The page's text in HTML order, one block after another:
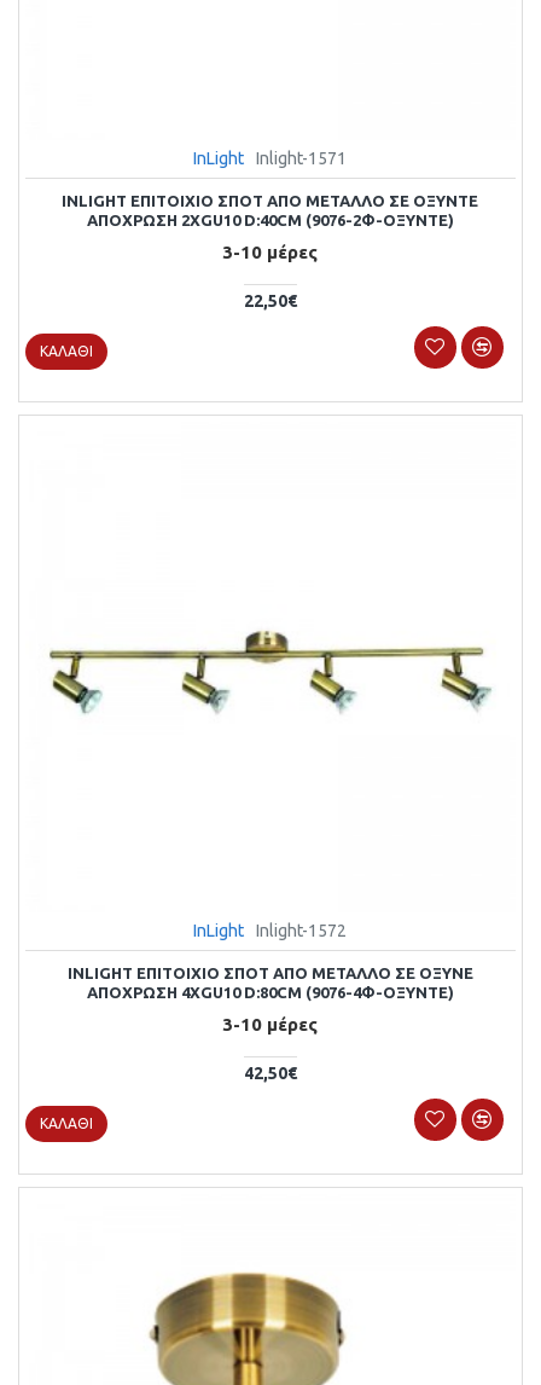
InLight Inlight-1571
INLIGHT ΕΠΙΤΟΊΧΙΟ ΣΠΟΤ ΑΠΌ ΜΈΤΑΛΛΟ ΣΕ ΟΞΥΝΤΈ
ΑΠΌΧΡΩΣΗ 2XGU10 D:40CM (9076-2Φ-ΟΞΥΝΤΈ)
3-10 μέρες
22,50€
ΚΑΛΆΘΙ
InLight Inlight-1572
INLIGHT ΕΠΙΤΟΊΧΙΟ ΣΠΟΤ ΑΠΌ ΜΈΤΑΛΛΟ ΣΕ ΌΞΥΝΕ
ΑΠΌΧΡΩΣΗ 4XGU10 D:80CM (9076-4Φ-ΟΞΥΝΤΈ)
3-10 μέρες
42,50€
ΚΑΛΆΘΙ